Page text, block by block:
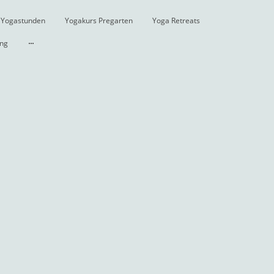
Yogastunden Yogakurs Pregarten Yoga Retreats